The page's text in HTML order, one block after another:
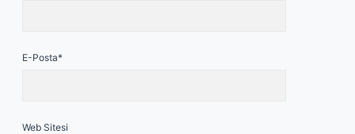
E-Posta*
Web Sitesi